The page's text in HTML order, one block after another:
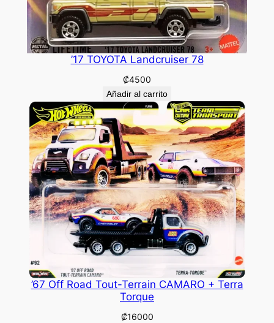
’17 TOYOTA Landcruiser 78
₡4500
Añadir al carrito
’67 Off Road Tout-Terrain CAMARO + Terra
Torque
₡16000